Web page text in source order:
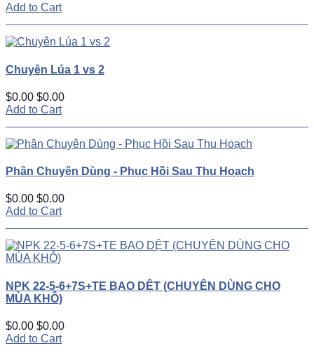
Add to Cart
Chuyên Lúa 1 vs 2
$0.00 $0.00
Add to Cart
Phân Chuyên Dùng - Phục Hồi Sau Thu Hoạch
$0.00 $0.00
Add to Cart
NPK 22-5-6+7S+TE BAO DỆT (CHUYÊN DÙNG CHO
MÙA KHÔ)
$0.00 $0.00
Add to Cart